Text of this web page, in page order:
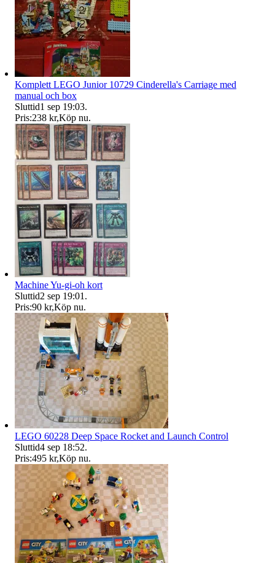
Komplett LEGO Junior 10729 Cinderella's Carriage med
manual och box
Sluttid1 sep 19:03.
Pris:238 kr,Köp nu.
Machine Yu-gi-oh kort
Sluttid2 sep 19:01 .
Pris:90 kr,Köp nu.
LEGO 60228 Deep Space Rocket and Launch Control
Sluttid4 sep 18:52.
Pris:495 kr,Köp nu.